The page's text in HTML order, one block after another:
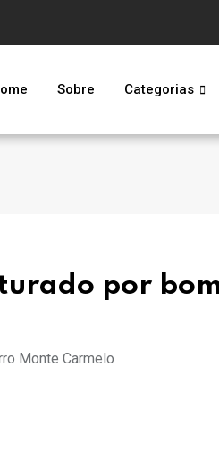
Sobre Categorias
por
Monte Carmelo